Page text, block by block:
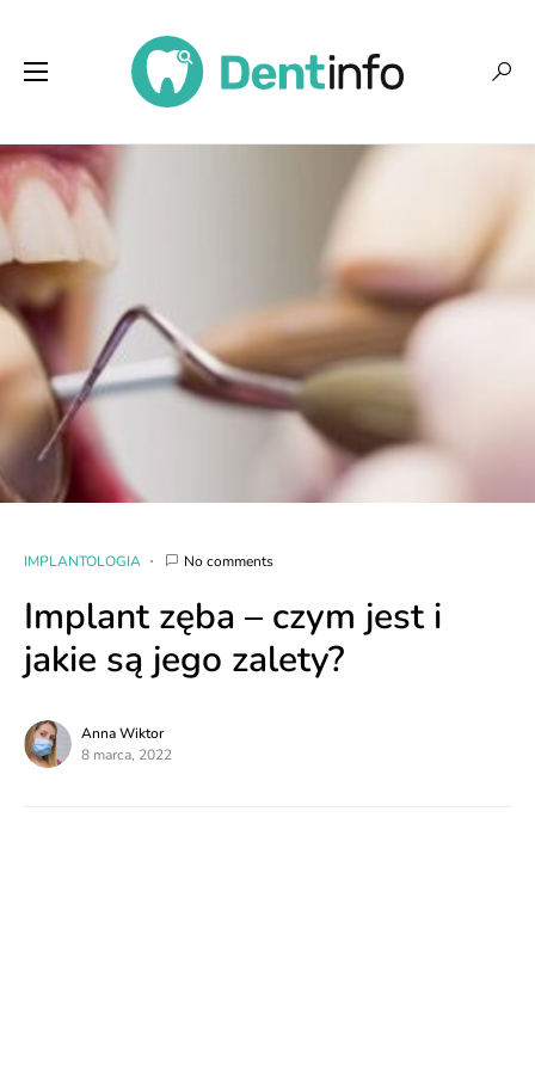
IMPLANTOLOGIA No comments
Implant zęba – czym jest i
jakie są jego zalety?
Anna Wiktor
8 marca, 2022